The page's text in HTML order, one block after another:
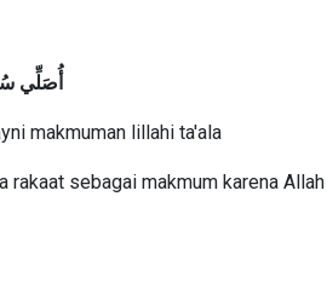
أُصَلِّي
makmuman lillahi ta'ala
sebagai makmum karena Allah